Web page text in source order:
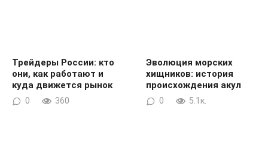
Трейдеры России: кто
они, как работают и
куда движется рынок
0 360
Эволюция морских
хищников: история
происхождения акул
0 5.1к.